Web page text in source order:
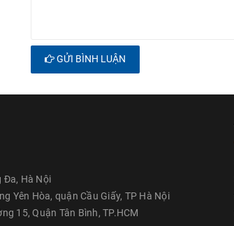
GỬI BÌNH LUẬN
Đa, Hà Nội
Yên Hòa, quận Cầu Giấy, TP Hà Nội
15, Quận Tân Bình, TP.HCM